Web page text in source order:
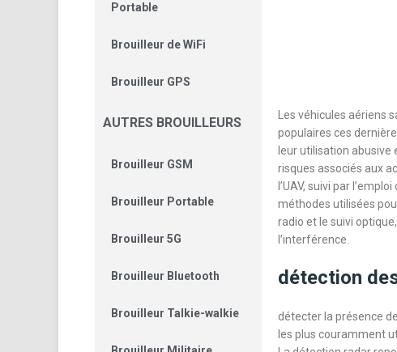
Portable
Brouilleur de WiFi
Brouilleur GPS
AUTRES BROUILLEURS
Brouilleur GSM
Brouilleur Portable
Brouilleur 5G
Brouilleur Bluetooth
Brouilleur Talkie-walkie
Les véhicules aériens
populaires ces
leur utilisation
risques associés aux
l’UAV, suivi par
méthodes utilisées
radio et le suivi
l’interférence.
détection
détecter la présence
les plus couramment